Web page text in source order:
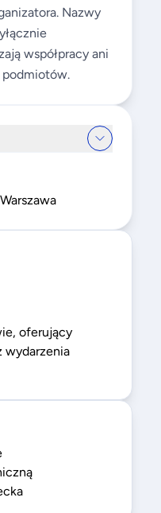
Nazwy
współpracy ani
oferujący
wydarzenia